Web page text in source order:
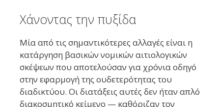
Χάνοντας την πυξίδα
Μία από τις σημαντικότερες αλλαγές είναι η
κατάργηση βασικών νομικών αιτιολογικών
σκέψεων που αποτελούσαν για χρόνια οδηγό
στην εφαρμογή της ουδετερότητας του
διαδικτύου. Οι διατάξεις αυτές δεν ήταν απλό
διακοσμητικό κείμενο — καθόριζαν τον